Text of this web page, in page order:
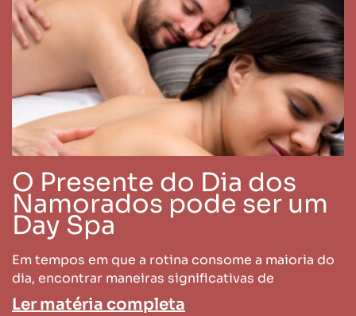
O Presente do Dia dos
Namorados pode ser um
Day Spa
Em tempos em que a rotina consome a maioria do
dia, encontrar maneiras significativas de
Ler matéria completa